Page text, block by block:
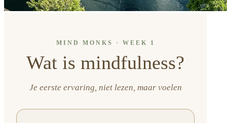
MIND MONKS · WEEK 1
Wat is mindfulness?
Je eerste ervaring, niet lezen, maar voelen